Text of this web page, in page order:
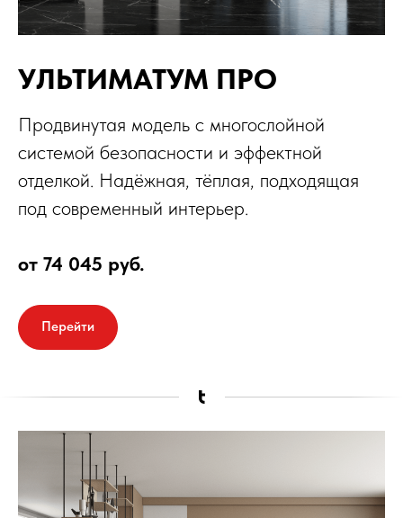
УЛЬТИМАТУМ ПРО
Продвинутая модель с многослойной
системой безопасности и эффектной
отделкой. Надёжная, тёплая, подходящая
под современный интерьер.
от 74 045 руб.
Перейти